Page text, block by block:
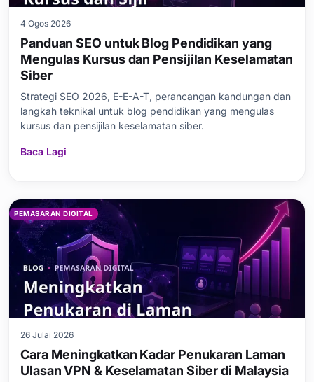
4 Ogos 2026
Panduan SEO untuk Blog Pendidikan yang
Mengulas Kursus dan Pensijilan Keselamatan
Siber
Strategi SEO 2026, E-E-A-T, perancangan kandungan dan
langkah teknikal untuk blog pendidikan yang mengulas
kursus dan pensijilan keselamatan siber.
Baca Lagi
PEMASARAN DIGITAL
26 Julai 2026
Cara Meningkatkan Kadar Penukaran Laman
Ulasan VPN & Keselamatan Siber di Malaysia